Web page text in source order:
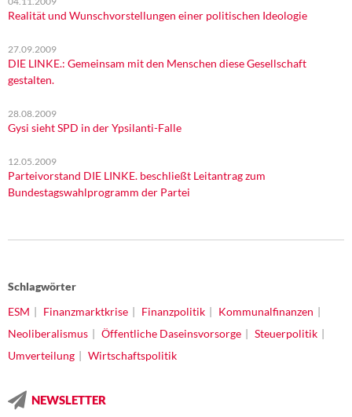
Realität und Wunschvorstellungen einer politischen Ideologie
27.09.2009
DIE LINKE.: Gemeinsam mit den Menschen diese Gesellschaft
gestalten.
28.08.2009
Gysi sieht SPD in der Ypsilanti-Falle
12.05.2009
Parteivorstand DIE LINKE. beschließt Leitantrag zum
Bundestagswahlprogramm der Partei
Schlagwörter
ESM
Finanzmarktkrise Finanzpolitik
Kommunalfinanzen
Neoliberalismus
Öffentliche Daseinsvorsorge
Steuerpolitik
Umverteilung
Wirtschaftspolitik
NEWSLETTER